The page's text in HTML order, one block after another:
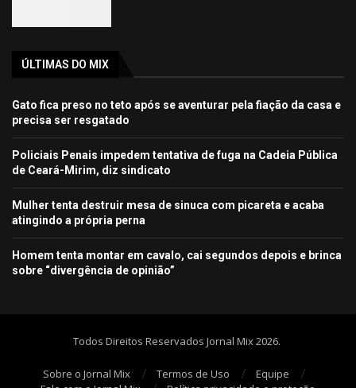
ÚLTIMAS DO MIX
Gato fica preso no teto após se aventurar pela fiação da casa e
precisa ser resgatado
Policiais Penais impedem tentativa de fuga na Cadeia Pública
de Ceará-Mirim, diz sindicato
Mulher tenta destruir mesa de sinuca com picareta e acaba
atingindo a própria perna
Homem tenta montar em cavalo, cai segundos depois e brinca
sobre “divergência de opinião”
Todos Direitos Reservados Jornal Mix 2026.
Sobre o Jornal Mix Termos de Uso
Equipe